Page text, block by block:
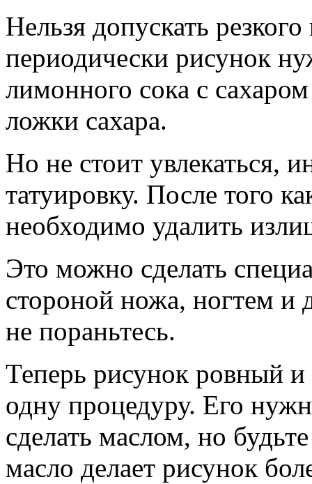
Нельзя допускать
периодически рисунок
лимонного сока с
ложки сахара.
Но не стоит увлекаться,
татуировку. После того
необходимо удалить
Это можно сделать
стороной ножа, ногтем и
не пораньтесь.
Теперь рисунок ровный
одну процедуру. Его
сделать маслом, но
масло делает рисунок